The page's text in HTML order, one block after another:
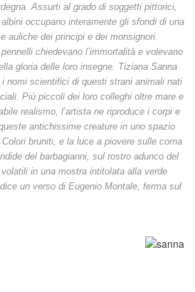
Assurti al grado di soggetti pittorici,
occupano interamente gli sfondi di una
auliche dei principi e dei monsignori.
chiedevano l’immortalità e volevano
gloria delle loro insegne. Tiziana Sanna
nomi scientifici di questi strani animali nati
Più piccoli dei loro colleghi oltre mare e
realismo, l’artista ne riproduce i corpi e
antichissime creature in uno spazio
bruniti, e la luce a piovere sulle corna
del barbagianni, sul rostro adunco del
in una mostra intitolata alla verde
un verso di Eugenio Montale, ferma sul